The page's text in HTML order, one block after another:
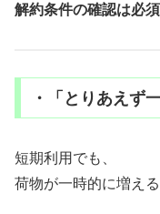
解約条件の確認は必須
・「とりあえず
短期利用でも、
荷物が一時的に増え